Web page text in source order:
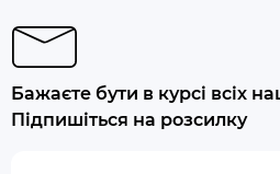
Купити папір для самокруток
Попільничка
Купити люльку для куріння
Люлька для куріння набір
Бажаєте бути в курсі всіх
Підпишіться на розсилку